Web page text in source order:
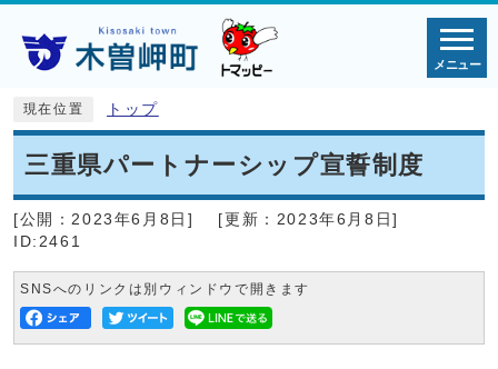
メニュー
現在位置 トップ
三重県パートナーシップ宣誓制度
[公開： 2023年6月8日 ] [更新： 2023年6月8日]
ID:2461
SNSへのリンクは別ウィンドウで開きます